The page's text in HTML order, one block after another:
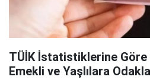
TÜİK İstatistiklerine Göre
Emekli ve Yaşlılara